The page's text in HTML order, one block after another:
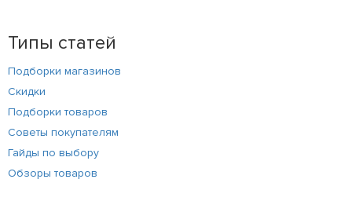
Типы статей
Подборки магазинов
Скидки
Подборки товаров
Советы покупателям
Гайды по выбору
Обзоры товаров